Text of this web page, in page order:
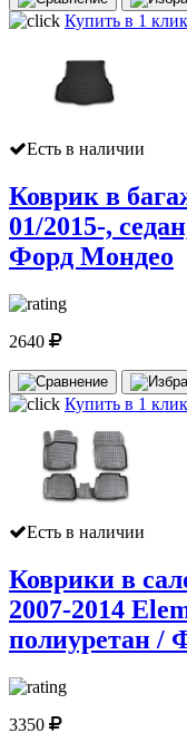
Купить в 1 клик
Есть в наличии
Коврик в
01/2015-,
Форд Мондео
2640
Купить в 1 клик
Есть в наличии
Коврики в
2007-2014
полиуретан /
3350